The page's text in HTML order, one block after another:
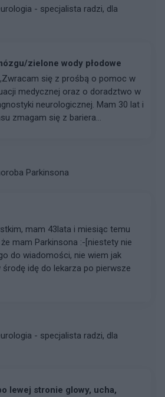
- specjalista radzi, dla
zielone wody płodowe
​Zwracam się z prośbą o pomoc w
medycznej oraz o doradztwo w
neurologicznej. Mam 30 lat i
zmagam się z bariera...
Parkinsona
mam 43lata i miesiąc temu
mam Parkinsona :-[niestety nie
do wiadomości, nie wiem jak
środę idę do lekarza po pierwsze
- specjalista radzi, dla
lewej stronie glowy, ucha,